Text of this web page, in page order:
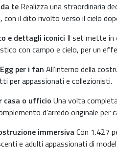
te Realizza una straordinaria
con il dito rivolto verso il cielo
e dettagli iconici Il set mette in
con campo e cielo, per un
per i fan All’interno della
per appassionati e collezionisti.
casa o ufficio Una volta
d’arredo originale
immersivaCon 1.427
e adulti appassionati di